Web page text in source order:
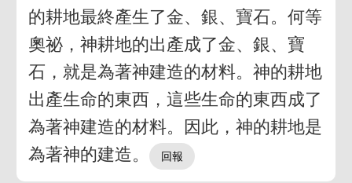
的耕地最終產生了金、銀、寶石。何等
奧祕，神耕地的出產成了金、銀、寶
石，就是為著神建造的材料。神的耕地
出產生命的東西，這些生命的東西成了
為著神建造的材料。因此，神的耕地是
為著神的建造。